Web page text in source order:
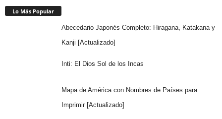
Lo Más Popular
Abecedario Japonés Completo: Hiragana, Katakana y
Kanji [Actualizado]
Inti: El Dios Sol de los Incas
Mapa de América con Nombres de Países para
Imprimir [Actualizado]